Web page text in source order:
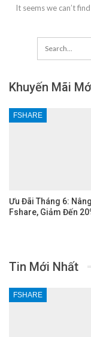
It seems we can’t
Khuyến Mãi
FSHARE
Ưu Đãi Tháng 6:
Fshare, Giảm Đến
Tin Mới Nhất
FSHARE